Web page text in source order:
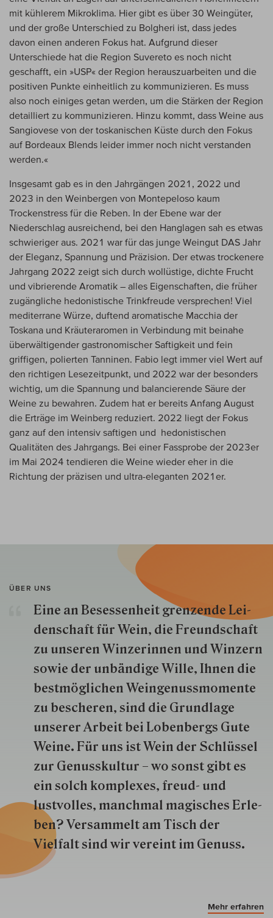
mit kühlerem Mikroklima. Hier gibt es über 30 Weingüter,
und der große Unterschied zu Bolgheri ist, dass jedes
davon einen anderen Fokus hat. Aufgrund dieser
Unterschiede hat die Region Suvereto es noch nicht
geschafft, ein »USP« der Region herauszuarbeiten und die
positiven Punkte einheitlich zu kommunizieren. Es muss
also noch einiges getan werden, um die Stärken der Region
detailliert zu kommunizieren. Hinzu kommt, dass Weine aus
Sangiovese von der toskanischen Küste durch den Fokus
auf Bordeaux Blends leider immer noch nicht verstanden
werden.«
Insgesamt gab es in den Jahrgängen 2021, 2022 und
2023 in den Weinbergen von Montepeloso kaum
Trockenstress für die Reben. In der Ebene war der
Niederschlag ausreichend, bei den Hanglagen sah es etwas
schwieriger aus. 2021 war für das junge Weingut DAS Jahr
der Eleganz, Spannung und Präzision. Der etwas trockenere
Jahrgang 2022 zeigt sich durch wollüstige, dichte Frucht
und vibrierende Aromatik – alles Eigenschaften, die früher
zugängliche hedonistische Trinkfreude versprechen! Viel
mediterrane Würze, duftend aromatische Macchia der
Toskana und Kräuteraromen in Verbindung mit beinahe
überwältigender gastronomischer Saftigkeit und fein
griffigen, polierten Tanninen. Fabio legt immer viel Wert auf
den richtigen Lesezeitpunkt, und 2022 war der besonders
wichtig, um die Spannung und balancierende Säure der
Weine zu bewahren. Zudem hat er bereits Anfang August
die Erträge im Weinberg reduziert. 2022 liegt der Fokus
ganz auf den intensiv saftigen und hedonistischen
Qualitäten des Jahrgangs. Bei einer Fassprobe der 2023er
im Mai 2024 tendieren die Weine wieder eher in die
Richtung der präzisen und ultra-eleganten 2021er.
ÜBER UNS
Eine an Besessenheit gren­zende Lei­
den­schaft für Wein, die Freund­schaft
zu unseren Win­zer­innen und Win­zern
so­wie der un­bän­dige Wille, Ihnen die
best­mög­lich­en Wein­genuss­momente
zu besche­ren, sind die Grund­lage
unserer Arbeit bei Lobenbergs Gute
Weine. Für uns ist Wein der Schlüs­sel
zur Genuss­kultur – wo sonst gibt es
ein solch kom­plexes, freud- und
lustvolles, manchmal ma­gisch­es Er­le­
ben? Versammelt am Tisch der
Vielfalt sind wir ver­eint im Genuss.
Mehr erfahren